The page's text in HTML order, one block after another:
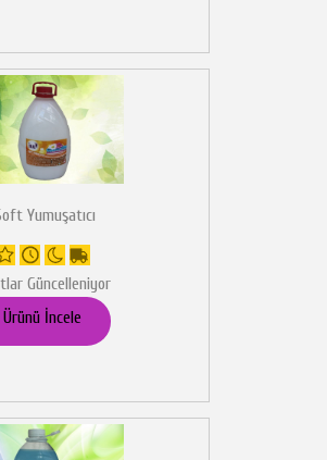
Yumuşatıcı
Güncelleniyor
Ürünü İncele